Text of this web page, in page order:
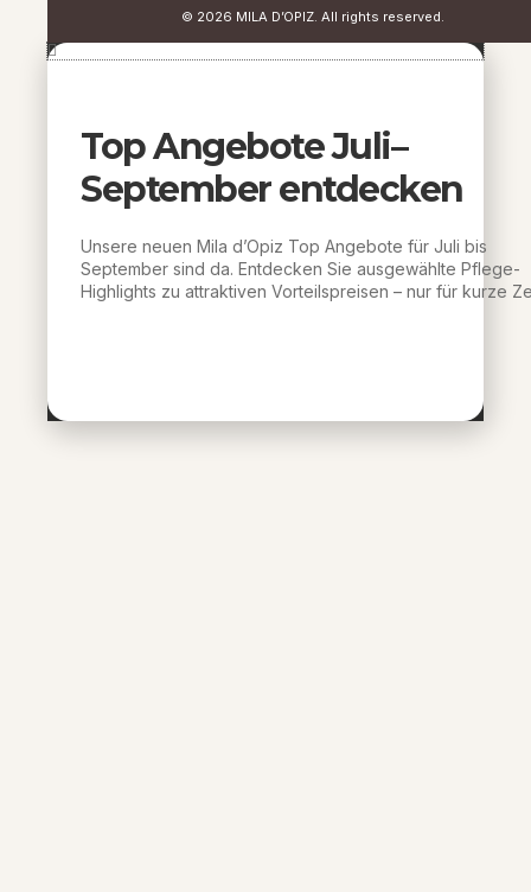
© 2026 MILA D’OPIZ. All rights reserved.
Top Angebote Juli–
September entdecken
Unsere neuen Mila d’Opiz Top Angebote für Juli bis
September sind da. Entdecken Sie ausgewählte Pflege-
Highlights zu attraktiven Vorteilspreisen – nur für kurze